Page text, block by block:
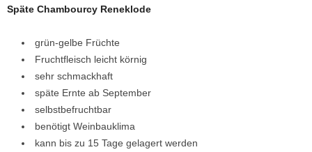
Späte Chambourcy Reneklode
grün-gelbe Früchte
Fruchtfleisch leicht körnig
sehr schmackhaft
späte Ernte ab September
selbstbefruchtbar
benötigt Weinbauklima
kann bis zu 15 Tage gelagert werden